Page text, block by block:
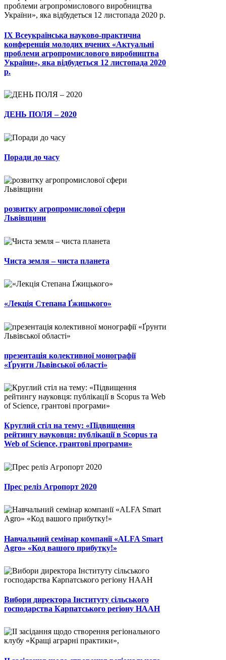
ІХ Всеукраїнська науково-практична
конференція молодих вчених «Актуальні
проблеми агропромислового виробництва
України», яка відбудеться 12 листопада 2020
р.
ДЕНЬ ПОЛЯ – 2020
Поради до часу
розвитку агропромислової сфери
Львівщини
Чиста земля – чиста планета
«Лекція Степана Ґжицького»
презентація колективної монографії
«Ґрунти Львівської області»
Круглий стіл на тему: «Підвищення
рейтингу науковця: публікації в Scopus та
Web of Science, грантові програми»
Прес реліз Агропорт 2020
Навчальний семінар компанії «ALFA Smart
Agro» «Код вашого прибутку!»
Вибори директора Інституту сільського
господарства Карпатського регіону НААН